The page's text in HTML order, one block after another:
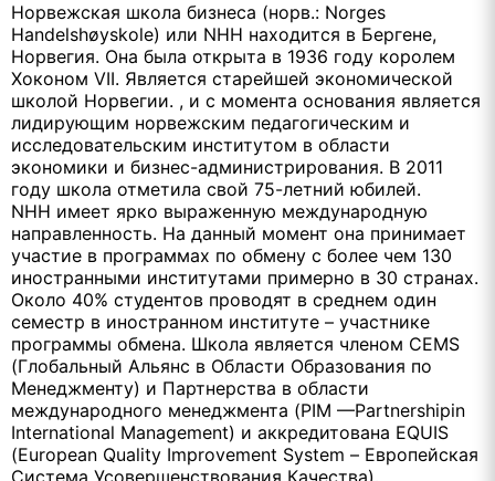
Норвежская школа бизнеса (норв.: Norges
Handelshøyskole) или NHH находится в Бергене,
Норвегия. Она была открыта в 1936 году королем
Хоконом VII. Является старейшей экономической
школой Норвегии. , и с момента основания является
лидирующим норвежским педагогическим и
исследовательским институтом в области
экономики и бизнес-администрирования. В 2011
году школа отметила свой 75-летний юбилей.
NHH имеет ярко выраженную международную
направленность. На данный момент она принимает
участие в программах по обмену с более чем 130
иностранными институтами примерно в 30 странах.
Около 40% студентов проводят в среднем один
семестр в иностранном институте – участнике
программы обмена. Школа является членом CEMS
(Глобальный Альянс в Области Образования по
Менеджменту) и Партнерства в области
международного менеджмента (PIM —Partnershipin
International Management) и аккредитована EQUIS
(European Quality Improvement System – Европейская